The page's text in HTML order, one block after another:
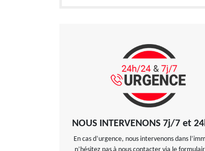
NOUS INTERVENONS 7j/7 et
En cas d’urgence, nous intervenons dans